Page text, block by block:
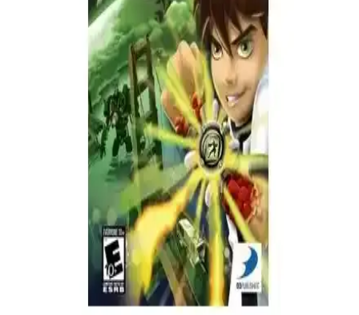
Need For Speed Undercover PSP UMD Disk:
Yüksek Tempolu Yarış Deneyimi ve Özellikleri
Need For Speed Undercover PSP oyunu, detaylı araç ve ortam
tasarımıyla gerçekçi ve heyecan verici yarış deneyimi sunar.
Taşınabilir yapısıyla her yerde yarışma keyfi sağlar.
Pop Konsol Pes 2010 PSP Oyunu Uygun Fiyatlı ve
Kolay Kullanımlı Futbol Oyunu
Pop Konsol Pes 2010 PSP oyunu, kolay kurulum, yüksek kullanıcı
memnuniyeti ve uygun fiyatıyla futbol tutkunlarına pratik ve
eğlenceli bir oyun sunar.
Pop Konsol Modnation Racers PSP Oyunu: Fiziksel
Disk ve Koleksiyon Değeri Sunan Eğlenceli Yarış
Pop Konsol Modnation Racers PSP oyunu, fiziksel disk formatında,
kolay kullanım ve estetik tasarımıyla koleksiyon ve eğlenceyi bir